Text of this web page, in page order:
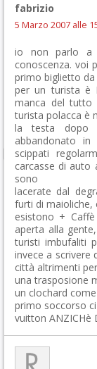
fabrizio
5 Marzo 2007 alle
io non parlo a
conoscenza. voi
primo biglietto da
per un turista è
manca del tutto
turista polacca è
la testa dopo
abbandonato
scippati
carcasse di auto
sono
lacerate dal
furti di maioliche,
esistono +
aperta alla
turisti imbufaliti
invece a scrivere
città altrimenti
una trasposione
un clochard come
primo soccorso
vuitton ANZICHè